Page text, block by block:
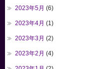
2023年5月 (6)
2023年4月 (1)
2023年3月 (2)
2023年2月 (4)